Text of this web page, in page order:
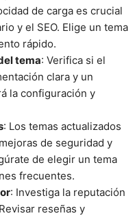
de carga es crucial
y el SEO. Elige un tema
rápido.
tema: Verifica si el
clara y un
la configuración y
: Los temas actualizados
de seguridad y
de elegir un tema
frecuentes.
: Investiga la reputación
reseñas y